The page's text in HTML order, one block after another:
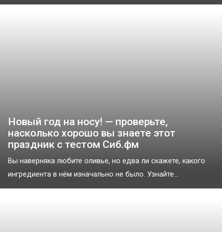
Новый год на носу! — проверьте,
насколько хорошо вы знаете этот
праздник с тестом Сиб.фм
Вы наверняка любите оливье, но едва ли скажете, какого
ингредиента в нём изначально не было. Узнайте...